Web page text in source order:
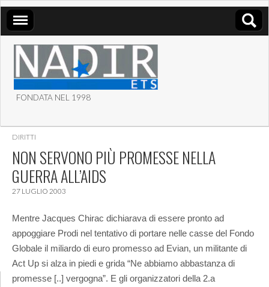
ASSOCIAZIONE NADIR
ETS
FONDATA NEL 1998
DIRITTI
NON SERVONO PIÙ PROMESSE NELLA
GUERRA ALL’AIDS
27 LUGLIO 2003
Mentre Jacques Chirac dichiarava di essere pronto ad
appoggiare Prodi nel tentativo di portare nelle casse del Fondo
Globale il miliardo di euro promesso ad Evian, un militante di
Act Up si alza in piedi e grida “Ne abbiamo abbastanza di
promesse [..] vergogna”. E gli organizzatori della 2.a